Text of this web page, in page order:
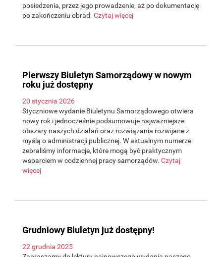
posiedzenia, przez jego prowadzenie, aż po dokumentację
po zakończeniu obrad. Czytaj więcej
Pierwszy Biuletyn Samorządowy w nowym
roku już dostępny
20 stycznia 2026
Styczniowe wydanie Biuletynu Samorządowego otwiera
nowy rok i jednocześnie podsumowuje najważniejsze
obszary naszych działań oraz rozwiązania rozwijane z
myślą o administracji publicznej. W aktualnym numerze
zebraliśmy informacje, które mogą być praktycznym
wsparciem w codziennej pracy samorządów. Czytaj
więcej
Grudniowy Biuletyn już dostępny!
22 grudnia 2025